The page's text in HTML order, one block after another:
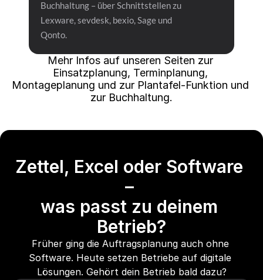
Zettel, Excel oder Software
–
was passt zu deinem
Betrieb?
Früher ging die Auftragsplanung auch ohne
Software. Heute setzen Betriebe auf digitale
Lösungen. Gehört dein Betrieb bald dazu?
Buchhaltung – über Schnittstellen zu
Lexware, sevdesk, bexio, Sage und
Qonto.
Mehr Infos auf unseren Seiten zur
Einsatzplanung, Terminplanung,
Montageplanung und zur Plantafel-Funktion und
zur Buchhaltung.